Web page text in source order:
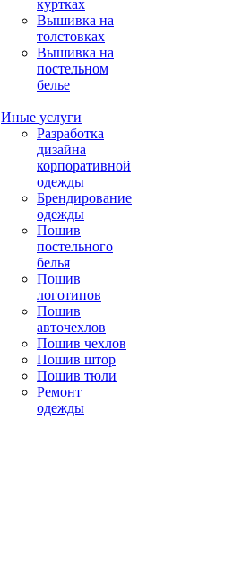
куртках
Вышивка на
толстовках
Вышивка на
постельном
белье
Иные услуги
Разработка
дизайна
корпоративной
одежды
Брендирование
одежды
Пошив
постельного
белья
Пошив
логотипов
Пошив
авточехлов
Пошив чехлов
Пошив штор
Пошив тюли
Ремонт
одежды